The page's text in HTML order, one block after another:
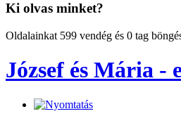
Ki olvas minket?
Oldalainkat 599 vendég és 0 tag
József és Mária -